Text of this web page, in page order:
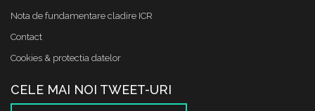
Nota de fundamentare cladire ICR
Contact
Cookies & protectia datelor
CELE MAI NOI TWEET-URI